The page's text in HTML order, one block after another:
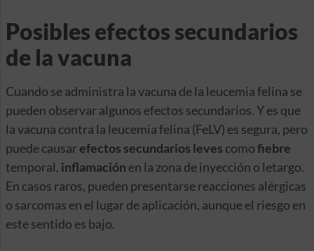
Posibles efectos secundarios
de la vacuna
Cuando se administra la vacuna de la leucemia felina se
pueden observar algunos efectos secundarios. Y es que
la vacuna contra la leucemia felina (FeLV) es segura, pero
puede causarefectos secundarios leves comofiebre
temporal, inflamación en la zona de inyección o letargo.
En casos raros, pueden presentarse reacciones alérgicas
o sarcomas en el lugar de aplicación, aunque el riesgo en
este sentido es bajo.